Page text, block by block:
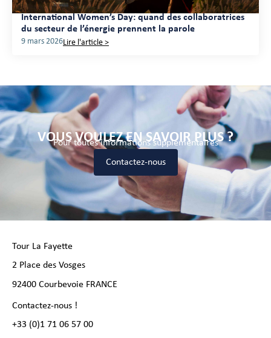
International Women’s Day: quand des collaboratrices
du secteur de l’énergie prennent la parole
9 mars 2026Lire l'article >
VOUS VOULEZ EN SAVOIR PLUS ?
Pour toutes informations supplémentaires
Contactez-nous
Tour La Fayette
2 Place des Vosges
92400 Courbevoie FRANCE
Contactez-nous !
+33 (0)1 71 06 57 00